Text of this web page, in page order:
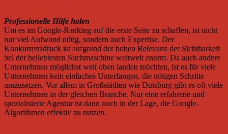
Professionelle Hilfe holen
Um es im Google-Ranking auf die erste Seite zu schaffen, ist nicht
nur viel Aufwand nötig, sondern auch Expertise. Der
Konkurrenzdruck ist aufgrund der hohen Relevanz der Sichtbarkeit
bei der beliebtesten Suchmaschine weltweit enorm. Da auch andere
Unternehmen möglichst weit oben landen möchten, ist es für viele
Unternehmen kein einfaches Unterfangen, die nötigen Schritte
umzusetzen. Vor allem in Großstädten wie Duisburg gibt es oft viele
Unternehmen in der gleichen Branche. Nur eine erfahrene und
spezialisierte Agentur ist dann noch in der Lage, die Google-
Algorithmen effektiv zu nutzen.